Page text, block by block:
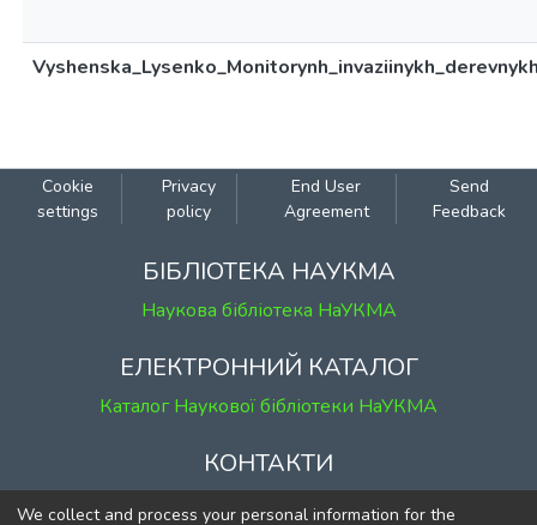
Cookie
settings
Privacy
policy
End User
Agreement
Send
Feedback
БІБЛІОТЕКА НАУКМА
Наукова бібліотека НаУКМА
ЕЛЕКТРОННИЙ КАТАЛОГ
Каталог Наукової бібліотеки НаУКМА
КОНТАКТИ
м. Київ, вул. Григорія Сковороди, 2
We collect and process your personal information for the